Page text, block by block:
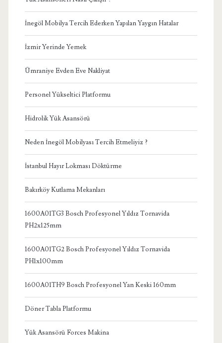
İnegöl Mobilya Tercih Ederken Yapılan Yaygın Hatalar
İzmir Yerinde Yemek
Ümraniye Evden Eve Nakliyat
Personel Yükseltici Platformu
Hidrolik Yük Asansörü
Neden İnegöl Mobilyası Tercih Etmeliyiz ?
İstanbul Hayır Lokması Döktürme
Bakırköy Kutlama Mekanları
1600A01TG3 Bosch Profesyonel Yıldız Tornavida
PH2x125mm
1600A01TG2 Bosch Profesyonel Yıldız Tornavida
PH1x100mm
1600A01TH9 Bosch Profesyonel Yan Keski 160mm
Döner Tabla Platformu
Yük Asansörü Forces Makina